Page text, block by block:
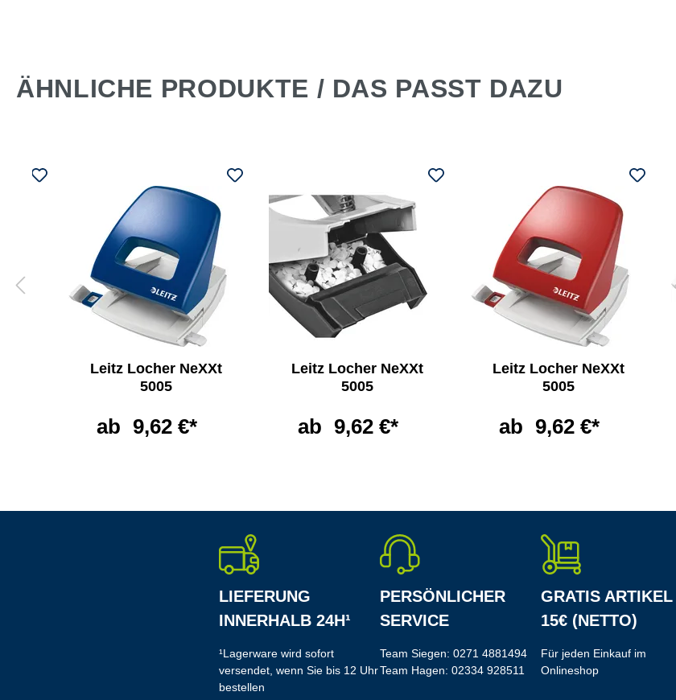
ÄHNLICHE PRODUKTE / DAS PASST DAZU
Leitz Locher NeXXt
5005
ab 9,62 €*
Leitz Locher NeXXt
5005
ab 9,62 €*
Leitz Locher NeXXt
5005
ab 9,62 €*
LIEFERUNG
INNERHALB 24H¹
¹Lagerware wird sofort
versendet, wenn Sie bis 12 Uhr
bestellen
PERSÖNLICHER
SERVICE
Team Siegen: 0271 4881494
Team Hagen: 02334 928511
GRATIS
15€ (NETTO)
Für jeden Einkauf im
Onlineshop